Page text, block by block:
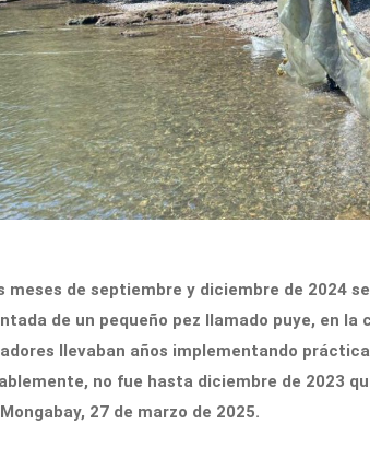
meses de septiembre y diciembre de 2024
de un pequeño pez llamado puye, en la
llevaban años implementando
no fue hasta diciembre de 2023
27 de marzo de 2025.